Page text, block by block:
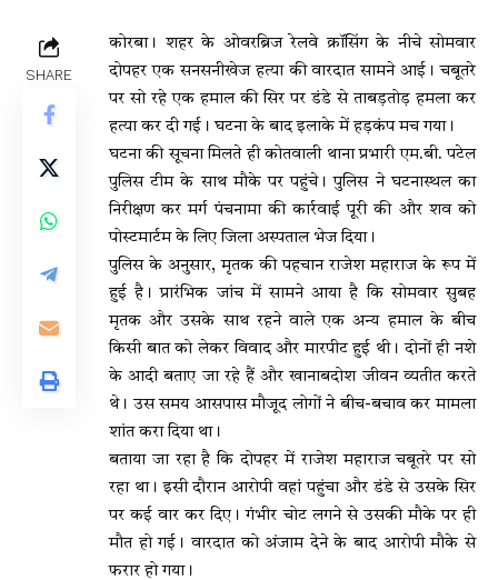
SHARE
कोरबा। शहर के ओवरब्रिज रेलवे क्रॉसिंग के नीचे सोमवार
दोपहर एक सनसनीखेज हत्या की वारदात सामने आई। चबूतरे
पर सो रहे एक हमाल की सिर पर डंडे से ताबड़तोड़ हमला कर
हत्या कर दी गई। घटना के बाद इलाके में हड़कंप मच गया।
घटना की सूचना मिलते ही कोतवाली थाना प्रभारी एम.बी. पटेल
पुलिस टीम के साथ मौके पर पहुंचे। पुलिस ने घटनास्थल का
निरीक्षण कर मर्ग पंचनामा की कार्रवाई पूरी की और शव को
पोस्टमार्टम के लिए जिला अस्पताल भेज दिया।
पुलिस के अनुसार, मृतक की पहचान राजेश महाराज के रूप में
हुई है। प्रारंभिक जांच में सामने आया है कि सोमवार सुबह
मृतक और उसके साथ रहने वाले एक अन्य हमाल के बीच
किसी बात को लेकर विवाद और मारपीट हुई थी। दोनों ही नशे
के आदी बताए जा रहे हैं और खानाबदोश जीवन व्यतीत करते
थे। उस समय आसपास मौजूद लोगों ने बीच-बचाव कर मामला
शांत करा दिया था।
बताया जा रहा है कि दोपहर में राजेश महाराज चबूतरे पर सो
रहा था। इसी दौरान आरोपी वहां पहुंचा और डंडे से उसके सिर
पर कई वार कर दिए। गंभीर चोट लगने से उसकी मौके पर ही
मौत हो गई। वारदात को अंजाम देने के बाद आरोपी मौके से
फरार हो गया।